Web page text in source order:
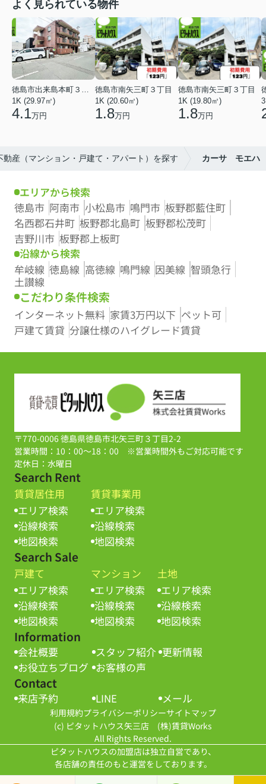
よく見られている物件
1K (29.97㎡)
4.1万円
徳島市南矢三町３丁目
1K (20.60㎡)
1.8万円
徳島市南矢三町３丁目
1K (19.80㎡)
1.8万円
産（マンション・戸建て・アパート）を探す カーサ モエハ
エリアから検索
徳島市 阿南市 小松島市 鳴門市 板野郡藍住町
名西郡石井町 板野郡北島町 板野郡松茂町
吉野川市 板野郡上板町
沿線から検索
牟岐線 徳島線 高徳線 鳴門線 因美線 智頭急行
土讃線
こだわり条件検索
インターネット無料 家賃3万円以下 ペット可
戸建て賃貸 分譲仕様のハイグレード賃貸
〒770-0006 徳島県徳島市北矢三町３丁目2-2
営業時間：10：00～18：00 ※営業時間外もご対応可能です
定休日：水曜日
Search Rent
賃貸居住用
エリア検索
沿線検索
地図検索
賃貸事業用
エリア検索
沿線検索
地図検索
Search Sale
戸建て
エリア検索
沿線検索
地図検索
マンション
エリア検索
沿線検索
地図検索
土地
エリア検索
沿線検索
地図検索
Information
会社概要 スタッフ紹介 更新情報
お役立ちブログ お客様の声
Contact
来店予約 LINE メール
利用規約プライバシーポリシーサイトマップ
(c) ピタットハウス矢三店 (株)賃貸Works
All Rights Reserved.
ピタットハウスの加盟店は独立自営であり、
各店舗の責任のもと運営をしております。